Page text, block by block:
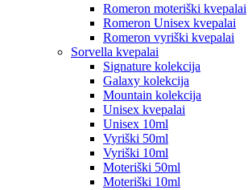
Romeron moteriški kvepalai
Romeron Unisex kvepalai
Romeron vyriški kvepalai
Sorvella kvepalai
Signature kolekcija
Galaxy kolekcija
Mountain kolekcija
Unisex kvepalai
Unisex 10ml
Vyriški 50ml
Vyriški 10ml
Moteriški 50ml
Moteriški 10ml